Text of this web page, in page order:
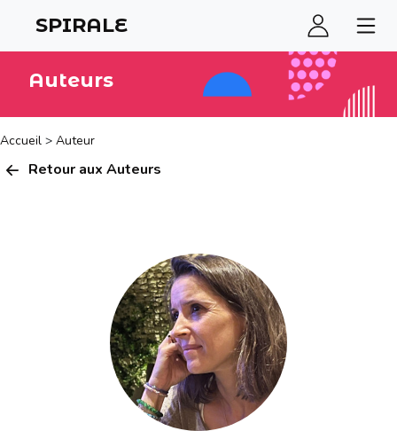
SPIRALE
Auteurs
Accueil > Auteur
Retour aux Auteurs